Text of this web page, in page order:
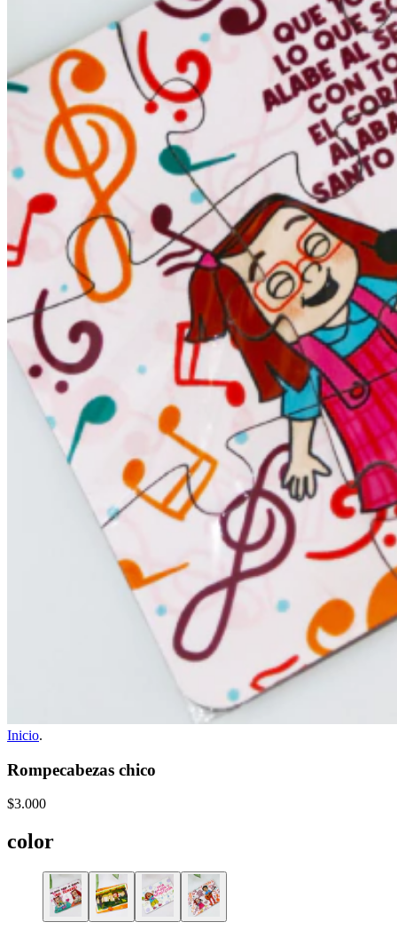
Inicio.
Rompecabezas chico
$3.000
color